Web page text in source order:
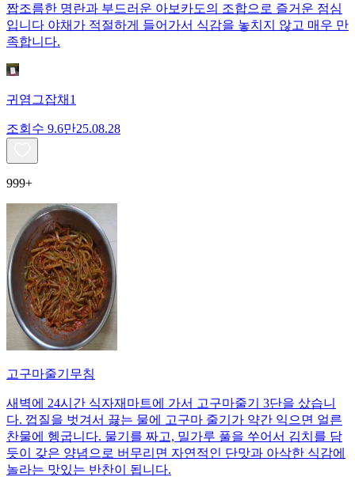
짭조름한 명란과 부드러운 아보카도의 조합으로 즐거운 점심
입니다 야채가 적절하게 들어가서 식감을 놓치지 않고 매우 만
족합니다.
귀염그잡채1
조회수 9.6만25.08.28
999+
고구마줄기무침
새벽에 24시간 식자재마트에 가서 고구마줄기 3단을 샀습니
다. 껍질을 벗겨서 끓는 물에 고구마 줄기가 약간 익으면 얼른
찬물에 헹굽니다. 물기를 짜고, 밀가루 풀을 쑤어서 김치를 담
듯이 갖은 양념으로 버무리면 자연적인 단맛과 아삭한 식감에
놀라는 맛있는 반찬이 됩니다.